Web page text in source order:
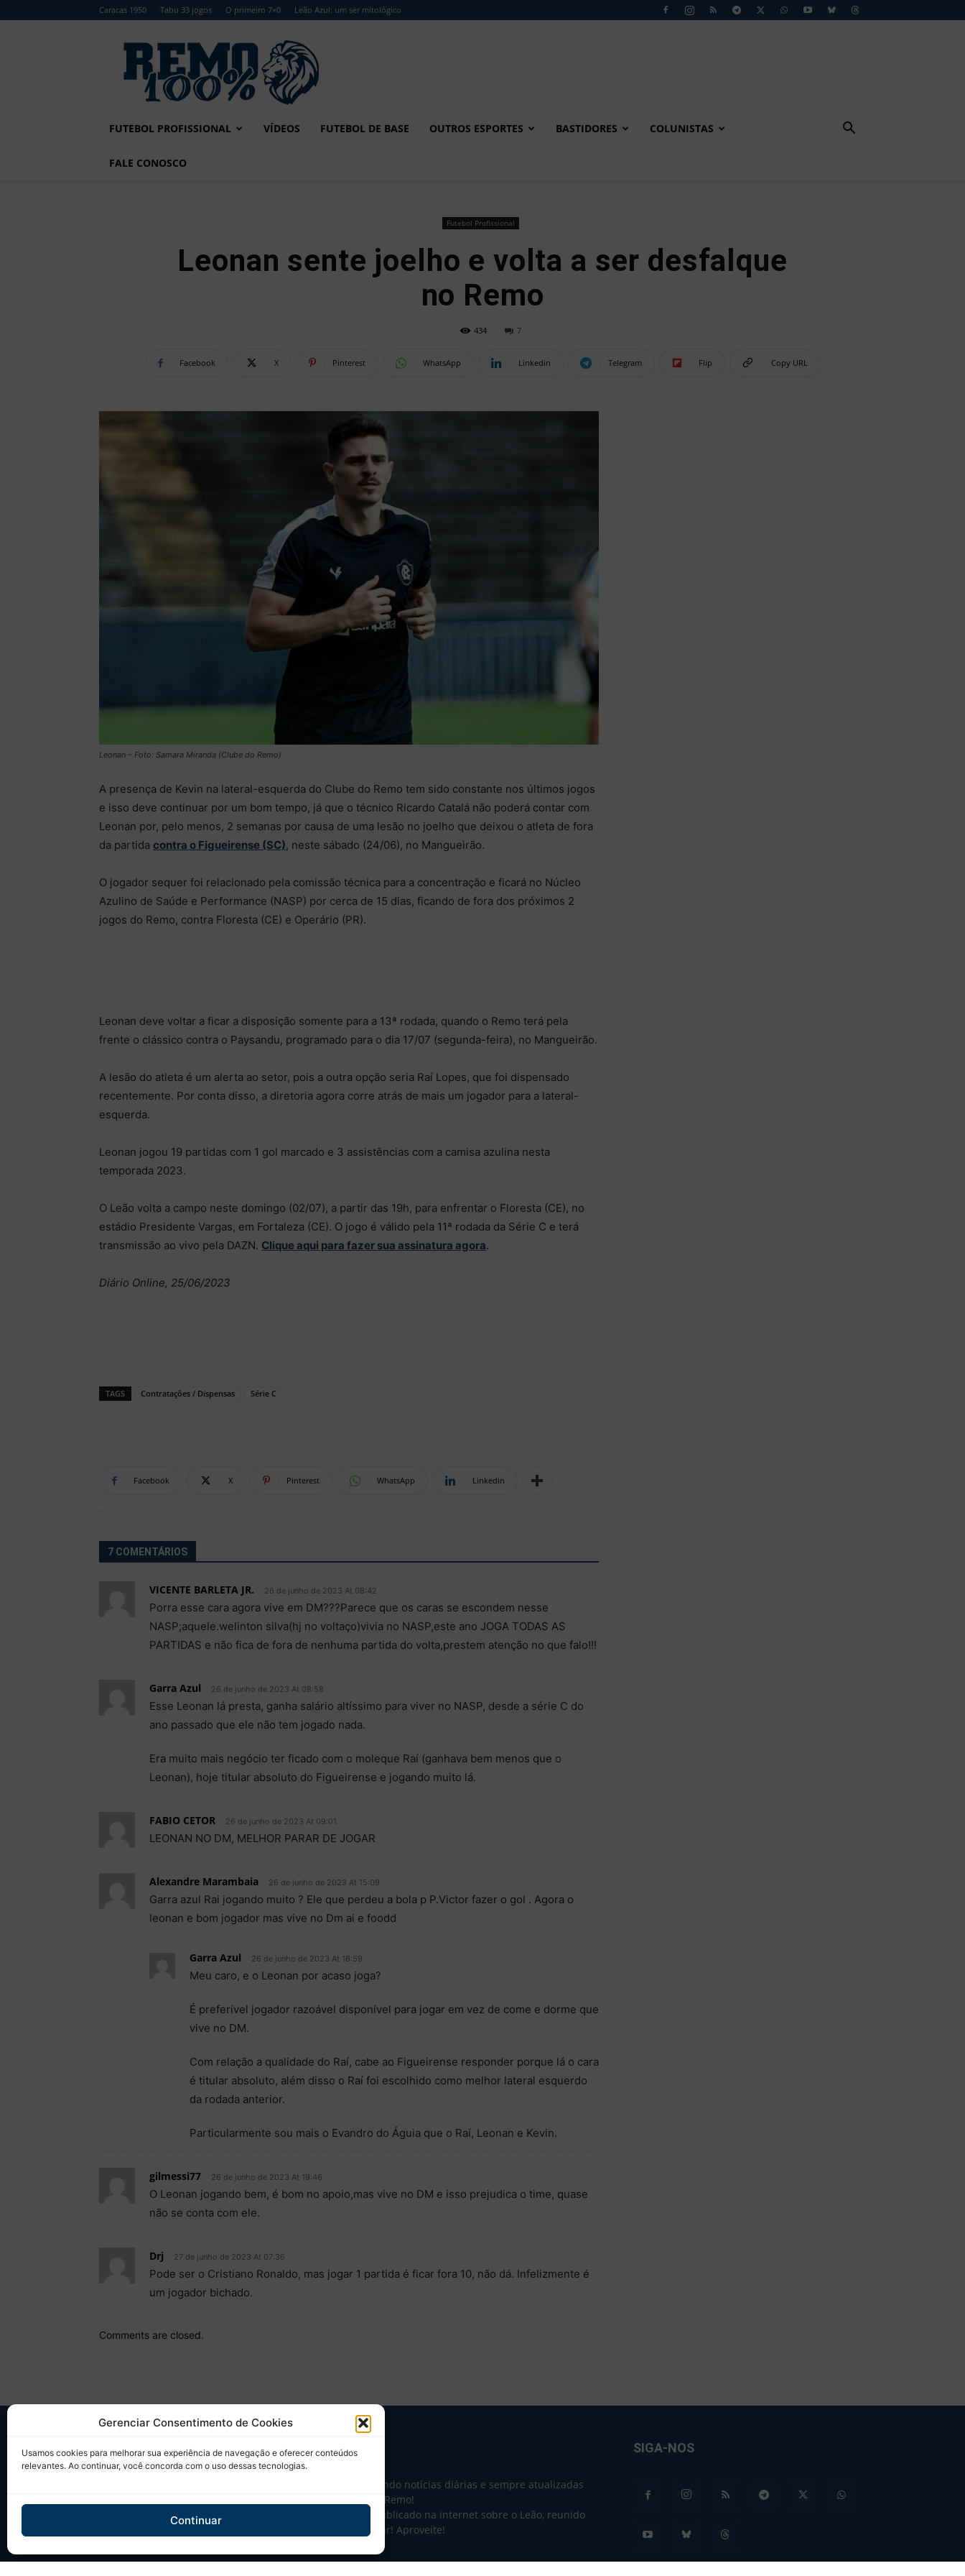
Gerenciar Consentimento de Cookies
Usamos cookies para melhorar sua experiência de navegação e oferecer conteúdos
relevantes. Ao continuar, você concorda com o uso dessas tecnologias.
Continuar
Caracas 1950 Tabu 33 jogos O primeiro 7×0 Leão Azul: um ser mitológico
Remo
FUTEBOL PROFISSIONAL VÍDEOS FUTEBOL DE BASE OUTROS ESPORTES BASTIDORES COLUNISTAS
FALE CONOSCO
Futebol Profissional
Leonan sente joelho e volta a ser desfalque
no Remo
434 7
Facebook X Pinterest WhatsApp Linkedin Telegram Flip Copy URL
Leonan – Foto: Samara Miranda (Clube do Remo)
A presença de Kevin na lateral-esquerda do Clube do Remo tem sido constante nos últimos jogos
e isso deve continuar por um bom tempo, já que o técnico Ricardo Catalá não poderá contar com
Leonan por, pelo menos, 2 semanas por causa de uma lesão no joelho que deixou o atleta de fora
da partida contra o Figueirense (SC), neste sábado (24/06), no Mangueirão.
O jogador sequer foi relacionado pela comissão técnica para a concentração e ficará no Núcleo
Azulino de Saúde e Performance (NASP) por cerca de 15 dias, ficando de fora dos próximos 2
jogos do Remo, contra Floresta (CE) e Operário (PR).
Leonan deve voltar a ficar a disposição somente para a 13ª rodada, quando o Remo terá pela
frente o clássico contra o Paysandu, programado para o dia 17/07 (segunda-feira), no Mangueirão.
A lesão do atleta é um alerta ao setor, pois a outra opção seria Raí Lopes, que foi dispensado
recentemente. Por conta disso, a diretoria agora corre atrás de mais um jogador para a lateral-
esquerda.
Leonan jogou 19 partidas com 1 gol marcado e 3 assistências com a camisa azulina nesta
temporada 2023.
O Leão volta a campo neste domingo (02/07), a partir das 19h, para enfrentar o Floresta (CE), no
estádio Presidente Vargas, em Fortaleza (CE). O jogo é válido pela 11ª rodada da Série C e terá
transmissão ao vivo pela DAZN. Clique aqui para fazer sua assinatura agora.
Diário Online, 25/06/2023
TAGS Contratações / Dispensas Série C
Facebook X Pinterest WhatsApp Linkedin
7 COMENTÁRIOS
VICENTE BARLETA JR. 26 de junho de 2023 At 08:42
Porra esse cara agora vive em DM???Parece que os caras se escondem nesse
NASP;aquele.welinton silva(hj no voltaço)vivia no NASP,este ano JOGA TODAS AS
PARTIDAS e não fica de fora de nenhuma partida do volta,prestem atenção no que falo!!!
Garra Azul 26 de junho de 2023 At 08:58
Esse Leonan lá presta, ganha salário altíssimo para viver no NASP, desde a série C do
ano passado que ele não tem jogado nada.
Era muito mais negócio ter ficado com o moleque Raí (ganhava bem menos que o
Leonan), hoje titular absoluto do Figueirense e jogando muito lá.
FABIO CETOR 26 de junho de 2023 At 09:01
LEONAN NO DM, MELHOR PARAR DE JOGAR
Alexandre Marambaia 26 de junho de 2023 At 15:09
Garra azul Rai jogando muito ? Ele que perdeu a bola p P.Victor fazer o gol . Agora o
leonan e bom jogador mas vive no Dm ai e foodd
Garra Azul 26 de junho de 2023 At 16:59
Meu caro, e o Leonan por acaso joga?
É preferível jogador razoável disponível para jogar em vez de come e dorme que
vive no DM.
Com relação a qualidade do Raí, cabe ao Figueirense responder porque lá o cara
é titular absoluto, além disso o Raí foi escolhido como melhor lateral esquerdo
da rodada anterior.
Particularmente sou mais o Evandro do Águia que o Raí, Leonan e Kevin.
gilmessi77 26 de junho de 2023 At 19:46
O Leonan jogando bem, é bom no apoio,mas vive no DM e isso prejudica o time, quase
não se conta com ele.
Drj 27 de junho de 2023 At 07:36
Pode ser o Cristiano Ronaldo, mas jogar 1 partida é ficar fora 10, não dá. Infelizmente é
um jogador bichado.
Comments are closed.
SOBRE NÓS
Desde 2004 trazendo notícias diárias e sempre atualizadas
sobre o Clube do Remo!
Tudo o que sai publicado na internet sobre o Leão, reunido
em um único lugar! Aproveite!
SIGA-NOS